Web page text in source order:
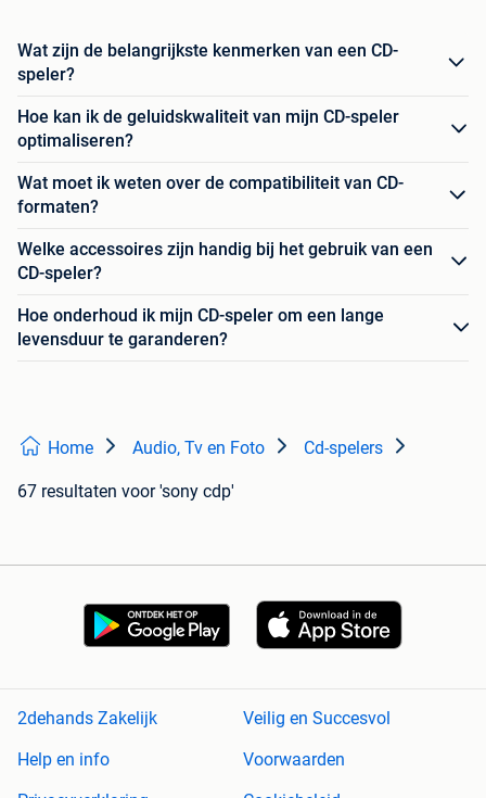
Wat zijn de belangrijkste kenmerken van een CD-
speler?
Hoe kan ik de geluidskwaliteit van mijn CD-speler
optimaliseren?
Wat moet ik weten over de compatibiliteit van CD-
formaten?
Welke accessoires zijn handig bij het gebruik van een
CD-speler?
Hoe onderhoud ik mijn CD-speler om een lange
levensduur te garanderen?
Home Audio, Tv en Foto Cd-spelers
67 resultaten voor 'sony cdp'
2dehands Zakelijk
Veilig en Succesvol
Help en info
Voorwaarden